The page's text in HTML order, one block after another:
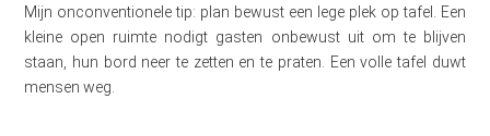
Mijn onconventionele tip: plan bewust een lege plek op tafel. Een
kleine open ruimte nodigt gasten onbewust uit om te blijven
staan, hun bord neer te zetten en te praten. Een volle tafel duwt
mensen weg.